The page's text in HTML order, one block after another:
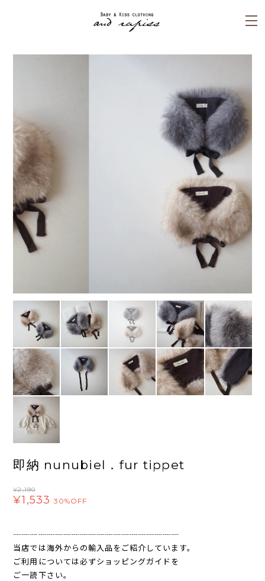
即納 nunubiel．fur tippet
¥2,190
¥1,533 30%OFF
┈┈┈┈┈┈┈┈┈┈┈┈┈┈┈┈┈┈┈┈
当店では海外からの輸入品をご紹介しています。
ご利用については必ずショッピングガイドを
ご一読下さい。